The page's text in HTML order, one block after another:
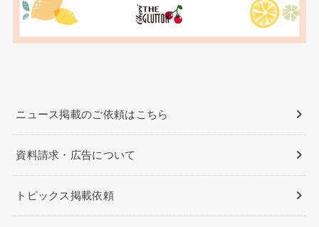
ニュース掲載のご依頼はこちら
資料請求・広告について
トピックス掲載依頼